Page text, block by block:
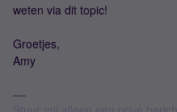
weten via dit topic!
Groetjes,
Amy